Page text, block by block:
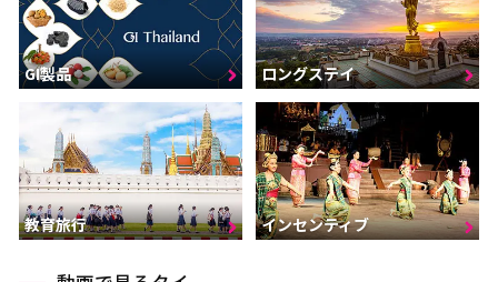
GI製品 ロングステイ
教育旅行 インセンティブ